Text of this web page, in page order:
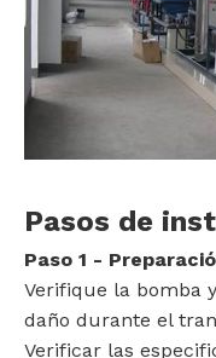
Pasos de
Paso 1 -
Verifique la bomba
daño durante el
Verificar las